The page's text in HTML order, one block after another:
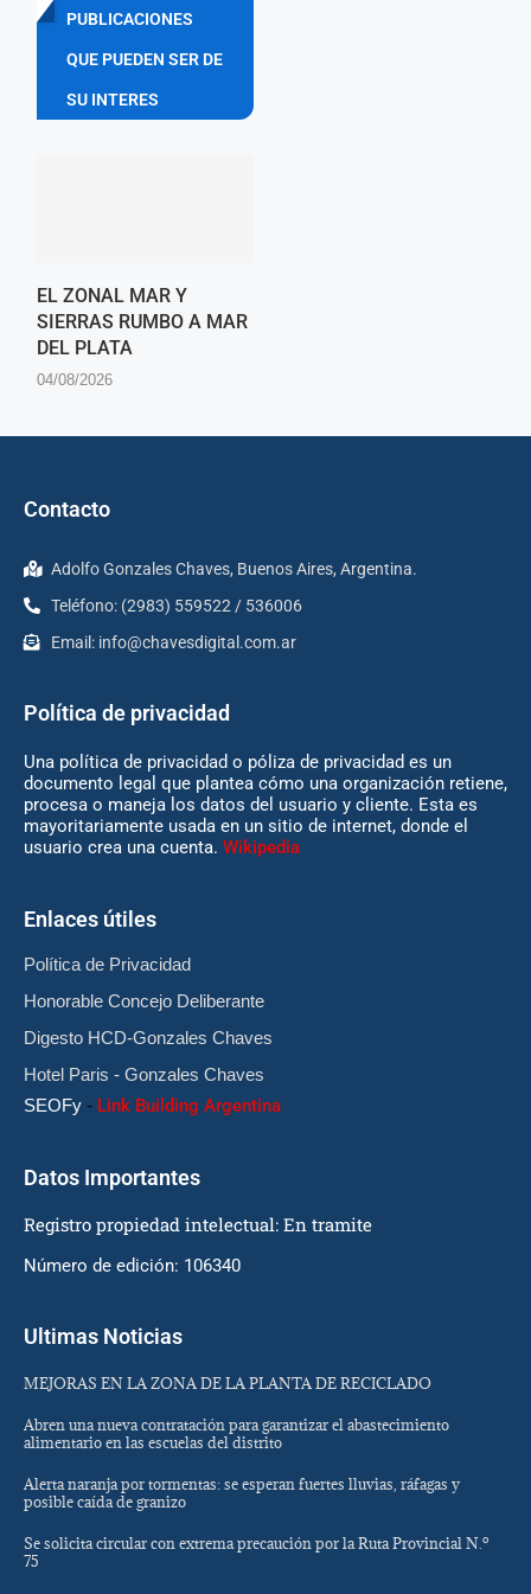
PUBLICACIONES
QUE PUEDEN SER DE
SU INTERES
EL ZONAL MAR Y
SIERRAS RUMBO A MAR
DEL PLATA
04/08/2026
Contacto
Adolfo Gonzales Chaves, Buenos Aires, Argentina.
Teléfono: (2983) 559522 / 536006
Email: info@chavesdigital.com.ar
Política de privacidad
Una política de privacidad o póliza de privacidad es un
documento legal que plantea cómo una organización retiene,
procesa o maneja los datos del usuario y cliente. Esta es
mayoritariamente usada en un sitio de internet, donde el
usuario crea una cuenta. Wikipedia
Enlaces útiles
Política de Privacidad
Honorable Concejo Deliberante
Digesto HCD-Gonzales Chaves
Hotel Paris - Gonzales Chaves
SEOFy - Link Building Argentina
Datos Importantes
Registro propiedad intelectual: En tramite
Número de edición: 106340
Ultimas Noticias
MEJORAS EN LA ZONA DE LA PLANTA DE RECICLADO
Abren una nueva contratación para garantizar el abastecimiento
alimentario en las escuelas del distrito
Alerta naranja por tormentas: se esperan fuertes lluvias, ráfagas y
posible caída de granizo
Se solicita circular con extrema precaución por la Ruta Provincial N.º
75